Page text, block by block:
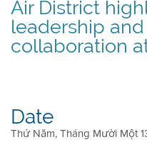
Air District
leadership
collaboration
Date
Thứ Năm, Tháng Mười Một